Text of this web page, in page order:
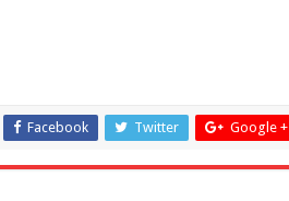
Facebook Twitter Google +